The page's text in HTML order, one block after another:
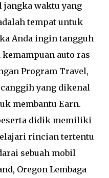
jangka waktu yang
tempat untuk
Anda ingin tangguh
auto ras
Program Travel,
yang dikenal
membantu Earn.
didik memiliki
rincian tertentu
sebuah mobil
Oregon Lembaga